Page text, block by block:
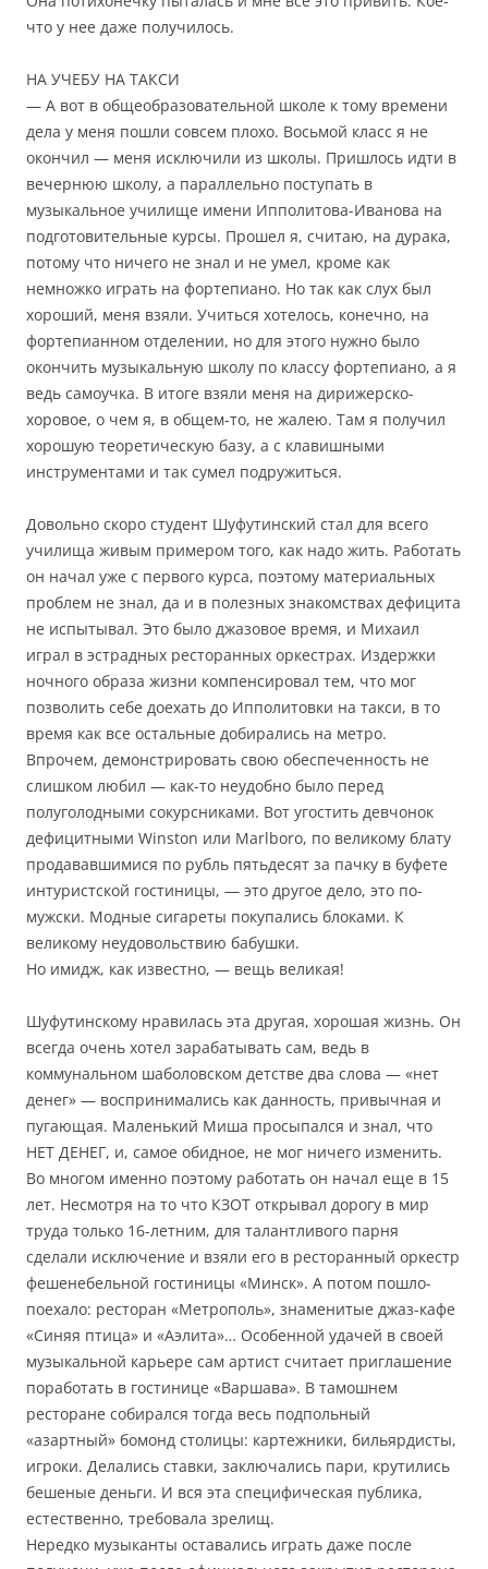
что у нее даже получилось.
НА УЧЕБУ НА ТАКСИ
— А вот в общеобразовательной школе к тому времени
дела у меня пошли совсем плохо. Восьмой класс я не
окончил — меня исключили из школы. Пришлось идти в
вечернюю школу, а параллельно поступать в
музыкальное училище имени Ипполитова-Иванова на
подготовительные курсы. Прошел я, считаю, на дурака,
потому что ничего не знал и не умел, кроме как
немножко играть на фортепиано. Но так как слух был
хороший, меня взяли. Учиться хотелось, конечно, на
фортепианном отделении, но для этого нужно было
окончить музыкальную школу по классу фортепиано, а я
ведь самоучка. В итоге взяли меня на дирижерско-
хоровое, о чем я, в общем-то, не жалею. Там я получил
хорошую теоретическую базу, а с клавишными
инструментами и так сумел подружиться.
Довольно скоро студент Шуфутинский стал для всего
училища живым примером того, как надо жить. Работать
он начал уже с первого курса, поэтому материальных
проблем не знал, да и в полезных знакомствах дефицита
не испытывал. Это было джазовое время, и Михаил
играл в эстрадных ресторанных оркестрах. Издержки
ночного образа жизни компенсировал тем, что мог
позволить себе доехать до Ипполитовки на такси, в то
время как все остальные добирались на метро.
Впрочем, демонстрировать свою обеспеченность не
слишком любил — как-то неудобно было перед
полуголодными сокурсниками. Вот угостить девчонок
дефицитными Winston или Marlboro, по великому блату
продававшимися по рубль пятьдесят за пачку в буфете
интуристской гостиницы, — это другое дело, это по-
мужски. Модные сигареты покупались блоками. К
великому неудовольствию бабушки.
Но имидж, как известно, — вещь великая!
Шуфутинскому нравилась эта другая, хорошая жизнь. Он
всегда очень хотел зарабатывать сам, ведь в
коммунальном шаболовском детстве два слова — «нет
денег» — воспринимались как данность, привычная и
пугающая. Маленький Миша просыпался и знал, что
НЕТ ДЕНЕГ, и, самое обидное, не мог ничего изменить.
Во многом именно поэтому работать он начал еще в 15
лет. Несмотря на то что КЗОТ открывал дорогу в мир
труда только 16-летним, для талантливого парня
сделали исключение и взяли его в ресторанный оркестр
фешенебельной гостиницы «Минск». А потом пошло-
поехало: ресторан «Метрополь», знаменитые джаз-кафе
«Синяя птица» и «Аэлита»… Особенной удачей в своей
музыкальной карьере сам артист считает приглашение
поработать в гостинице «Варшава». В тамошнем
ресторане собирался тогда весь подпольный
«азартный» бомонд столицы: картежники, бильярдисты,
игроки. Делались ставки, заключались пари, крутились
бешеные деньги. И вся эта специфическая публика,
естественно, требовала зрелищ.
Нередко музыканты оставались играть даже после